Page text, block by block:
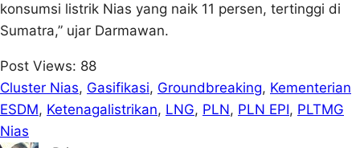
konsumsi listrik Nias yang naik 11 persen, tertinggi di
Sumatra,” ujar Darmawan.
Post Views: 88
Cluster Nias, Gasifikasi, Groundbreaking, Kementerian
ESDM, Ketenagalistrikan, LNG, PLN, PLN EPI, PLTMG
Nias